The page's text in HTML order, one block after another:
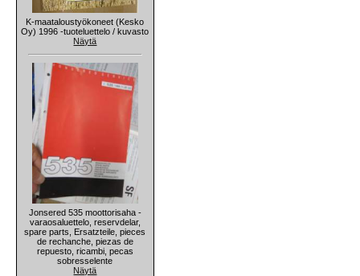
K-maataloustyökoneet (Kesko
Oy) 1996 -tuoteluettelo / kuvasto
Näytä
Jonsered 535 moottorisaha -
varaosaluettelo, reservdelar,
spare parts, Ersatzteile, pieces
de rechanche, piezas de
repuesto, ricambi, pecas
sobresselente
Näytä